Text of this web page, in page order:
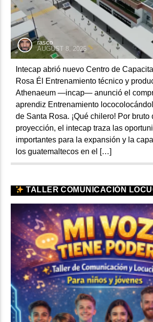
rasco
AUGUST 8, 2025
Intecap abrió nuevo Centro de
Rosa Él Entrenamiento técnico y
Athenaeum —incap— anunció el
aprendiz Entrenamiento
de Santa Rosa. ¡Qué chilero! Por bruto
proyección, el intecap traza las
importantes para la expansión y la
los guatemaltecos en el […]
TALLER COMUNICACIÓN